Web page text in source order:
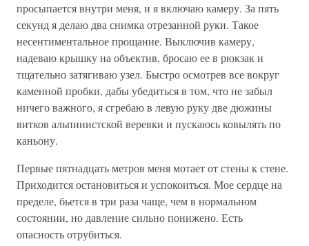
просыпается внутри меня, и я включаю камеру. За пять
секунд я делаю два снимка отрезанной руки. Такое
несентиментальное прощание. Выключив камеру,
надеваю крышку на объектив, бросаю ее в рюкзак и
тщательно затягиваю узел. Быстро осмотрев все вокруг
каменной пробки, дабы убедиться в том, что не забыл
ничего важного, я сгребаю в левую руку две дюжины
витков альпинистской веревки и пускаюсь ковылять по
каньону.
Первые пятнадцать метров меня мотает от стены к стене.
Приходится остановиться и успокоиться. Мое сердце на
пределе, бьется в три раза чаще, чем в нормальном
состоянии, но давление сильно понижено. Есть
опасность отрубиться.